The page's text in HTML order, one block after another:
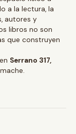
a la lectura, la
autores y
libros no son
que construyen
Serrano 317,